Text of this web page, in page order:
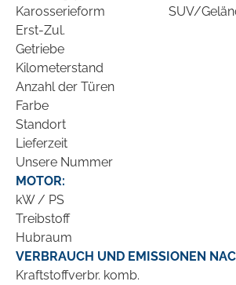
Karosserieform
SUV/
Erst-Zul.
Getriebe
Kilometerstand
Anzahl der Türen
Farbe
Standort
Lieferzeit
Unsere Nummer
MOTOR:
kW / PS
Treibstoff
Hubraum
VERBRAUCH UND EMISSIONEN
Kraftstoffverbr. komb.